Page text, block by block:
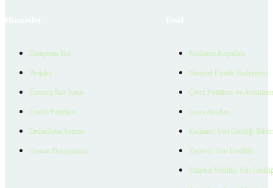
Danışman Bul
Projeler
Ücretsiz İlan Verin
Üyelik Paketleri
EmlakZeka Asistan
Uzman Danışmanlar
Kullanım Koşulları
Bireysel Üyelik Sözleşmesi
Çerez Politikası ve
Çerez Ayarları
Kullanıcı Veri Gizliliği
Ziyaretçi Veri Gizliliği
Müşteri Yetkilisi Veri